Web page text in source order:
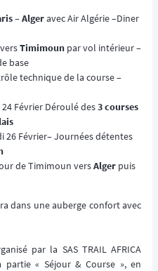
–Algeravec Air Algérie –Diner
Timimoun par vol intérieur –
base
technique de la course –
Février Déroulé des3 courses
26 Février– Journées détentes
de Timimoun versAlger puis
dans une auberge confort avec
par la SAS TRAIL AFRICA
partie « Séjour & Course », en